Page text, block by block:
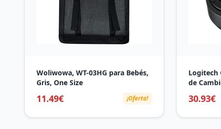
Woliwowa, WT-03HG para Bebés,
Gris, One Size
11.49€ ¡Oferta!
Logitech
de
30.93€